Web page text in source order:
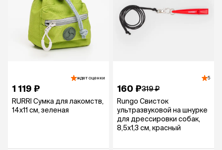
ждет оценки
1 119 ₽
RURRI Сумка для лакомств,
14х11 см, зеленая
5
160 ₽319 ₽
Rungo Свисток
ультразвуковой на шнурке
для дрессировки собак,
8,5х1,3 см, красный